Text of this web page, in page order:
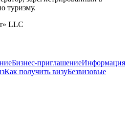
туризму.
LLC
Бизнес-приглашениеИнформация
Как получить визуБезвизовые